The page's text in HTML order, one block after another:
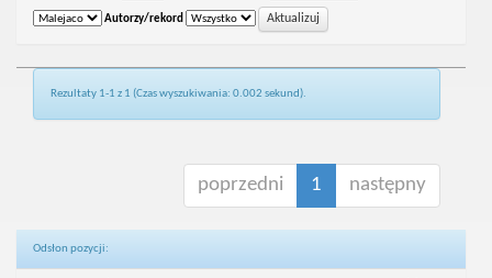
Autorzy/rekord
Rezultaty 1-1 z 1 (Czas wyszukiwania: 0.002 sekund).
poprzedni 1 następny
Odsłon pozycji: